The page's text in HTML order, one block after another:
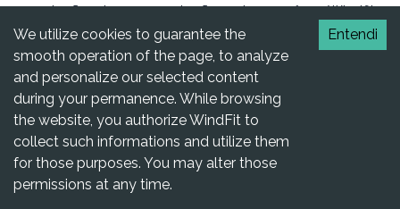
We utilize cookies to guarantee the
smooth operation of the page, to analyze
and personalize our selected content
during your permanence. While browsing
the website, you authorize WindFit to
collect such informations and utilize them
for those purposes. You may alter those
permissions at any time.
Entendi
ou relação de representação entre você, a Windfit ou
quaisquer Parceiros Independentes como resultado do
contrato entre você e a Windfit ou pelo uso dos Serviços.
Caso qualquer disposição destes Termos seja tida como
ilegal, inválida ou inexequível total ou parcialmente, por
qualquer legislação, essa disposição ou parte dela
será,naquela medida, considerada como não existente
para os efeitos destes Termos, mas a legalidade, validade
e exequibilidade das demais disposições contidas nestes